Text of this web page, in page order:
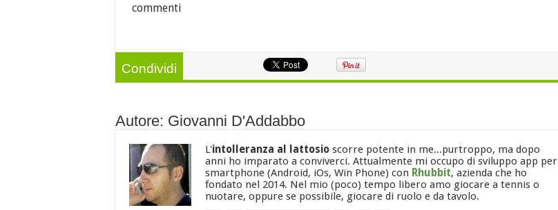
commenti
Condividi
Autore: Giovanni D'Addabbo
L'intolleranza al lattosio scorre potente in me...purtroppo, ma dopo
anni ho imparato a conviverci. Attualmente mi occupo di sviluppo app per
smartphone (Android, iOs, Win Phone) con Rhubbit, azienda che ho
fondato nel 2014. Nel mio (poco) tempo libero amo giocare a tennis o
nuotare, oppure se possibile, giocare di ruolo e da tavolo.